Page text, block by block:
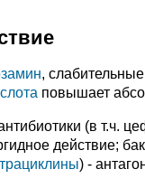
,
повышает
(в т.ч.
действие;
) -